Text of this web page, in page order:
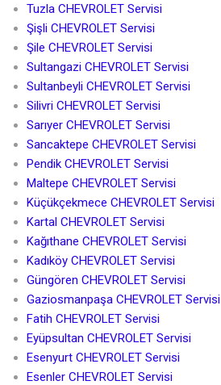
Tuzla CHEVROLET Servisi
Şişli CHEVROLET Servisi
Şile CHEVROLET Servisi
Sultangazi CHEVROLET Servisi
Sultanbeyli CHEVROLET Servisi
Silivri CHEVROLET Servisi
Sarıyer CHEVROLET Servisi
Sancaktepe CHEVROLET Servisi
Pendik CHEVROLET Servisi
Maltepe CHEVROLET Servisi
Küçükçekmece CHEVROLET Servisi
Kartal CHEVROLET Servisi
Kağıthane CHEVROLET Servisi
Kadıköy CHEVROLET Servisi
Güngören CHEVROLET Servisi
Gaziosmanpaşa CHEVROLET Servisi
Fatih CHEVROLET Servisi
Eyüpsultan CHEVROLET Servisi
Esenyurt CHEVROLET Servisi
Esenler CHEVROLET Servisi